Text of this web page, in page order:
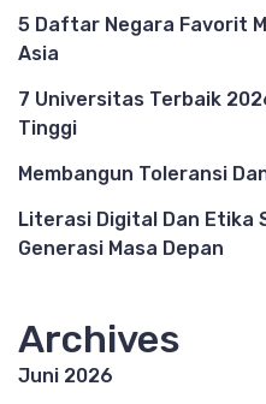
5 Daftar Negara Favorit
Asia
7 Universitas Terbaik
Tinggi
Membangun Toleransi
Literasi Digital Dan Etika
Generasi Masa Depan
Archives
Juni 2026